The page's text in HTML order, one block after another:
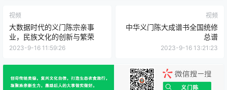
视频
大数据时代的义门陈宗亲事
业，民族文化的创新与繁荣
2023-9-16 11:59:26
视频
中华义门陈大成谱书全国统修
总谱
2023-9-16 13:21:23